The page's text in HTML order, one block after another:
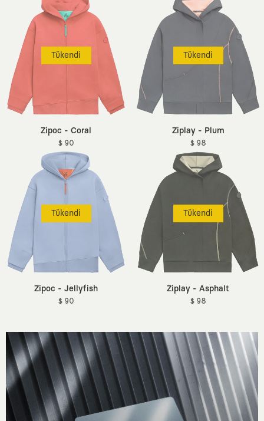
Tükendi
Zipoc - Coral
$ 90
Tükendi
Ziplay - Plum
$ 98
Tükendi
Zipoc - Jellyfish
$ 90
Tükendi
Ziplay - Asphalt
$ 98